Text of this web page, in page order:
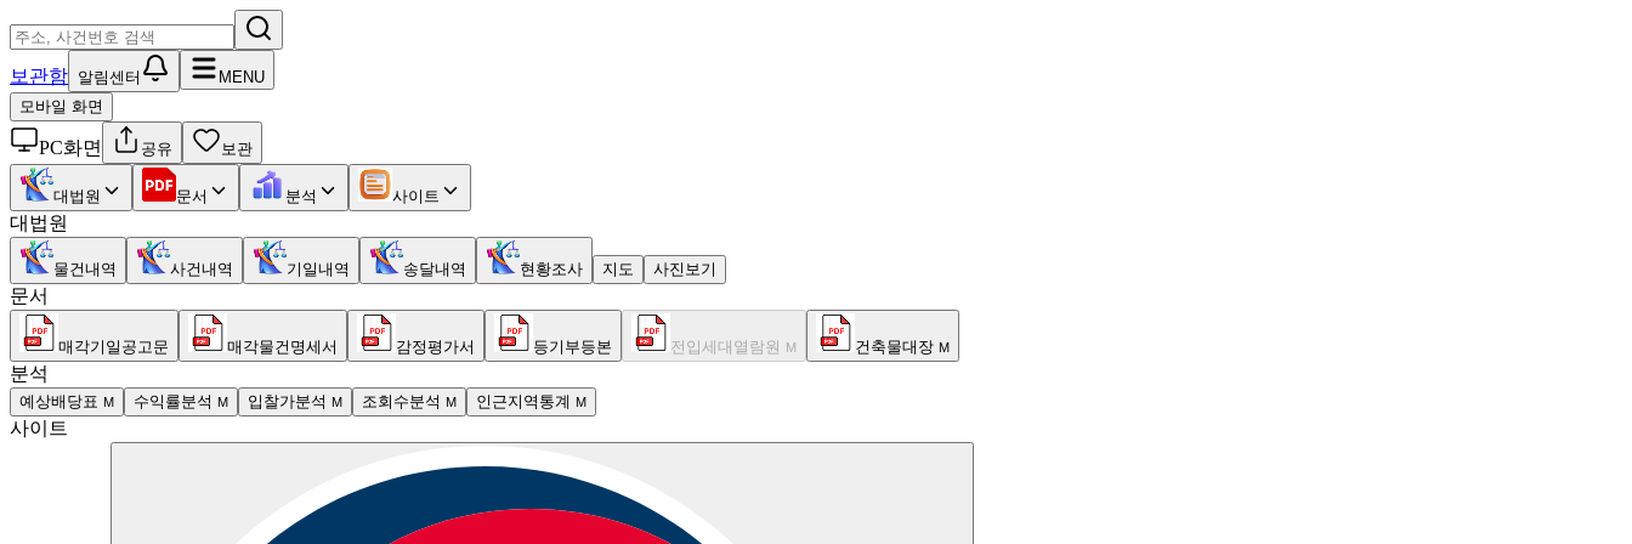
보관함 알림센터
MENU
모바일 화면
PC화면 공유 보관
대법원 문서 분석 사이트
대법원
물건내역 사건내역 기일내역 송달내역 현황조사 지도 사진보기
문서
매각기일공고문 매각물건명세서 감정평가서 등기부등본 전입세대열람원 M 건축물대장 M
분석
예상배당표 M 수익률분석 M 입찰가분석 M 조회수분석 M 인근지역통계 M
사이트